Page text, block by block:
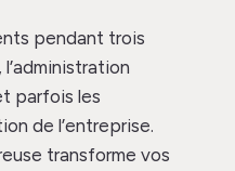
pendant trois
parfois les
de l’entreprise.
transforme vos